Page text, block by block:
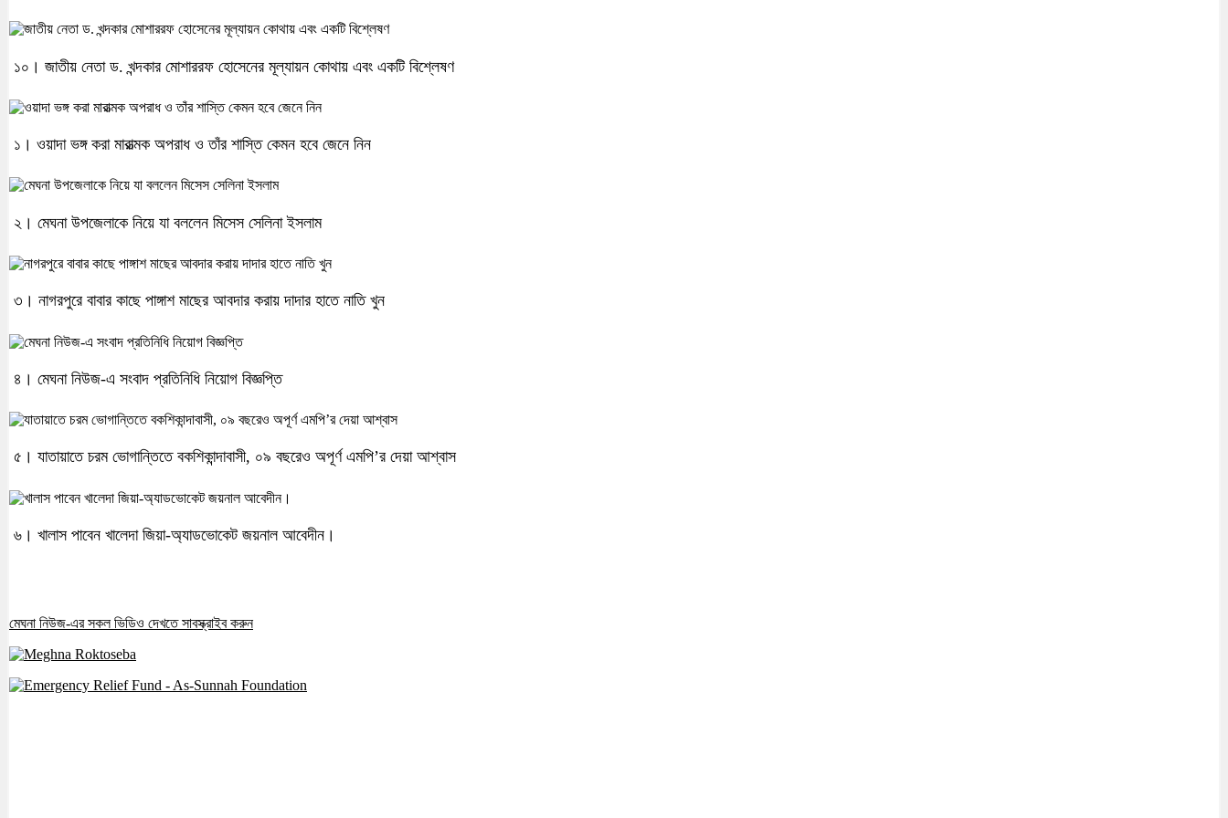
১০। জাতীয় নেতা ড. খন্দকার মোশাররফ হোসেনের মূল্যায়ন কোথায় এবং একটি বিশ্লেষণ
১। ওয়াদা ভঙ্গ করা মারাত্মক অপরাধ ও তাঁর শাস্তি কেমন হবে জেনে নিন
২। মেঘনা উপজেলাকে নিয়ে যা বললেন মিসেস সেলিনা ইসলাম
৩। নাগরপুরে বাবার কাছে পাঙ্গাশ মাছের আবদার করায় দাদার হাতে নাতি খুন
৪। মেঘনা নিউজ-এ সংবাদ প্রতিনিধি নিয়োগ বিজ্ঞপ্তি
৫। যাতায়াতে চরম ভোগান্তিতে বকশিকান্দাবাসী, ০৯ বছরেও অপূর্ণ এমপি’র দেয়া আশ্বাস
৬। খালাস পাবেন খালেদা জিয়া-অ্যাডভোকেট জয়নাল আবেদীন।
মেঘনা নিউজ-এর সকল ভিডিও দেখতে সাবস্ক্রাইব করুন